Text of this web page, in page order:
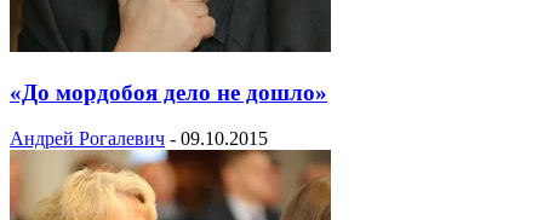
«До мордобоя дело не дошло»
Андрей Рогалевич - 09.10.2015